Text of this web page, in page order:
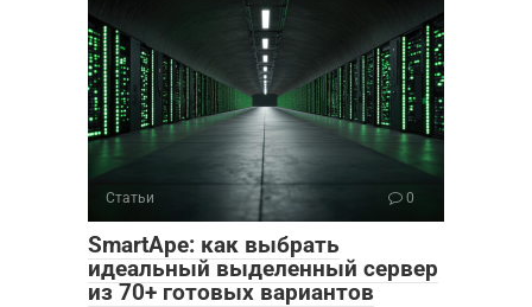
Статьи 0
SmartApe: как выбрать
идеальный выделенный сервер
из 70+ готовых вариантов